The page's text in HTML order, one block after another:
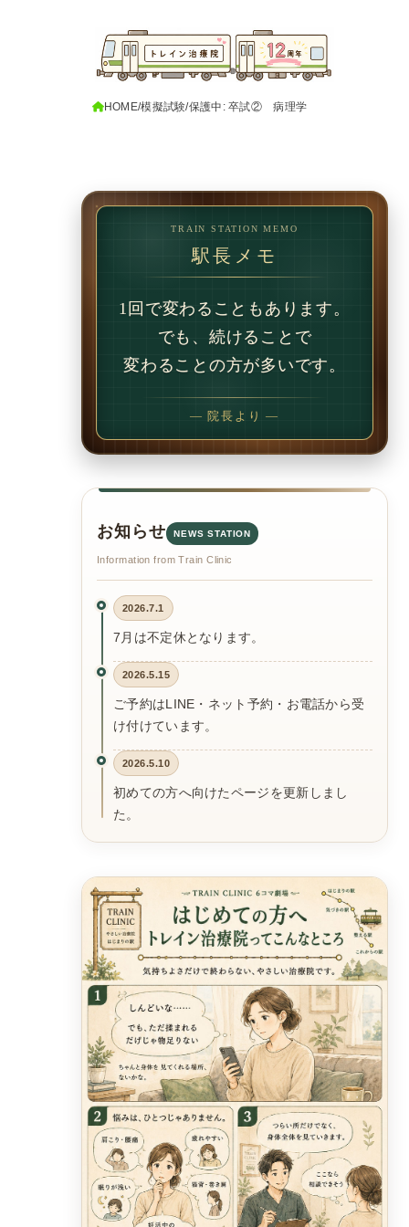
HOME 模擬試験 保護中: 卒試② 病理学
TRAIN STATION MEMO
駅長メモ
1回で変わることもあります。
でも、続けることで
変わることの方が多いです。
— 院長より —
お知らせ NEWS STATION
Information from Train Clinic
2026.7.1
7月は不定休となります。
2026.5.15
ご予約はLINE・ネット予約・お電話から受
け付けています。
2026.5.10
初めての方へ向けたページを更新しまし
た。